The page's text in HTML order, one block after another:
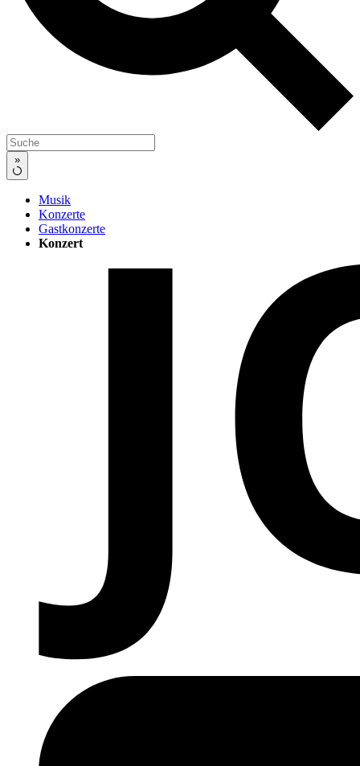
»
Musik
Konzerte
Gastkonzerte
Konzert